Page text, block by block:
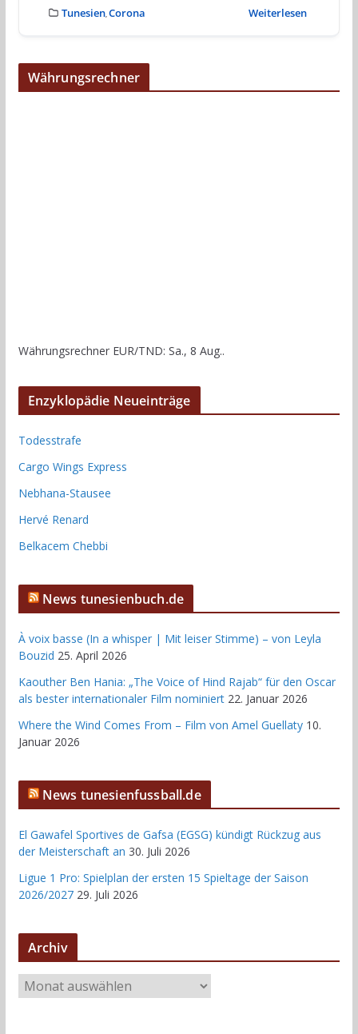
Tunesien, Corona Weiterlesen
Währungsrechner
Währungsrechner EUR/TND: Sa., 8 Aug..
Enzyklopädie Neueinträge
Todesstrafe
Cargo Wings Express
Nebhana-Stausee
Hervé Renard
Belkacem Chebbi
News tunesienbuch.de
À voix basse (In a whisper | Mit leiser Stimme) – von Leyla
Bouzid 25. April 2026
Kaouther Ben Hania: „The Voice of Hind Rajab“ für den Oscar
als bester internationaler Film nominiert 22. Januar 2026
Where the Wind Comes From – Film von Amel Guellaty 10.
Januar 2026
News tunesienfussball.de
El Gawafel Sportives de Gafsa (EGSG) kündigt Rückzug aus
der Meisterschaft an 30. Juli 2026
Ligue 1 Pro: Spielplan der ersten 15 Spieltage der Saison
2026/2027 29. Juli 2026
Archiv
r